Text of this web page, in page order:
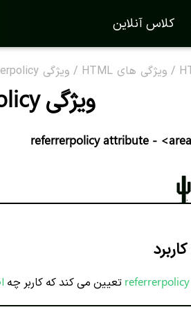
کلاس آنلاین
/ ویژگی های HTML / ویژگی referrerpolicy - تگ <area> در HTML
ویژگی referrerpolicy - تگ <area> در HTML
referrerpolicy attribute -
referrerpolicy تعیین می کند که کاربر چه